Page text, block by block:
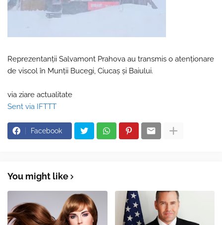
Reprezentanții Salvamont Prahova au transmis o atenționare
de viscol în Munții Bucegi, Ciucaș și Baiului.
via ziare actualitate
Sent via IFTTT
Facebook
You might like